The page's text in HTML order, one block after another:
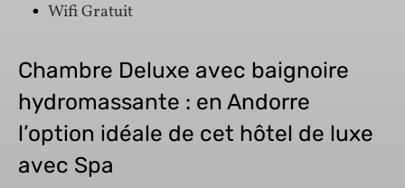
Wifi Gratuit
Chambre Deluxe avec baignoire
hydromassante : en Andorre
l’option idéale de cet hôtel de luxe
avec Spa